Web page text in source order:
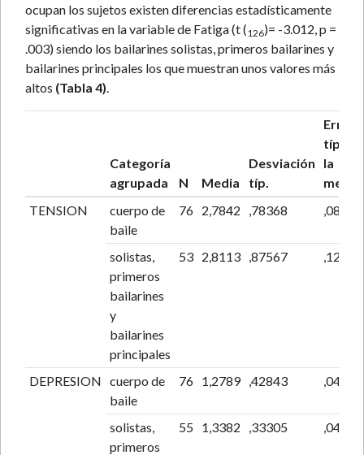
ocupan los sujetos existen diferencias estadísticamente
significativas en la variable de Fatiga (t (126)= -3.012, p =
.003) siendo los bailarines solistas, primeros bailarines y
bailarines principales los que muestran unos valores más
altos (Tabla 4)
Categoría
agrupada
N Media
Desviación
típ.
Error
típ. de
la
media
TENSION
cuerpo de
baile
76 2,7842 ,78368 ,08989
solistas,
primeros
bailarines
y
bailarines
principales
53 2,8113 ,87567 ,12028
DEPRESION cuerpo de
baile
76 1,2789 ,42843 ,04914
solistas,
primeros
55 1,3382 ,33305 ,04491